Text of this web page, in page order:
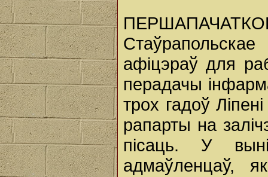
афіцэраў для
перадачы
трох гадоў
рапарты на
пісаць. У
адмаўленцаў,